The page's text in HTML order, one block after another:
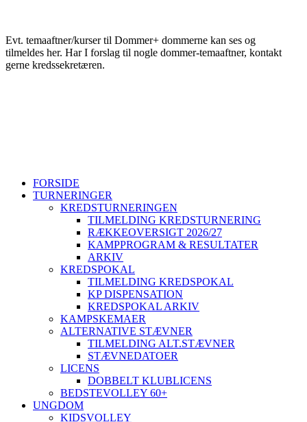
Evt. temaaftner/kurser til Dommer+ dommerne kan ses og
tilmeldes her. Har I forslag til nogle dommer-temaaftner, kontakt
gerne kredssekretæren.
FORSIDE
TURNERINGER
KREDSTURNERINGEN
TILMELDING KREDSTURNERING
RÆKKEOVERSIGT 2026/27
KAMPPROGRAM & RESULTATER
ARKIV
KREDSPOKAL
TILMELDING KREDSPOKAL
KP DISPENSATION
KREDSPOKAL ARKIV
KAMPSKEMAER
ALTERNATIVE STÆVNER
TILMELDING ALT.STÆVNER
STÆVNEDATOER
LICENS
DOBBELT KLUBLICENS
BEDSTEVOLLEY 60+
UNGDOM
KIDSVOLLEY